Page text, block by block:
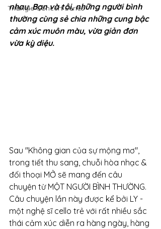
Triangle Concert Series
nhau. Bạn và tôi, những người bình
thường cùng sẻ chia những cung bậc
cảm xúc muôn màu, vừa giản đơn
vừa kỳ diệu.
Sau "Không gian của sự mộng mơ",
trong tiết thu sang, chuỗi hòa nhạc &
đối thoại MỞ sẽ mang đến câu
chuyện từ MỘT NGƯỜI BÌNH THƯỜNG.
Câu chuyện lần này được kể bởi LY -
một nghệ sĩ cello trẻ với rất nhiều sắc
thái cảm xúc diễn ra hàng ngày, hàng